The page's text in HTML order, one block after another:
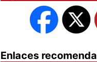
Enlaces